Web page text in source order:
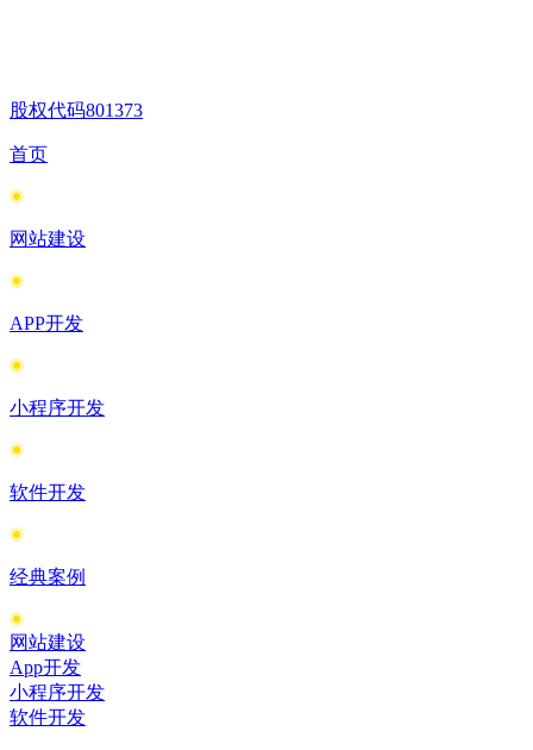
股权代码801373
首页
网站建设
APP开发
小程序开发
软件开发
经典案例
网站建设
App开发
小程序开发
软件开发